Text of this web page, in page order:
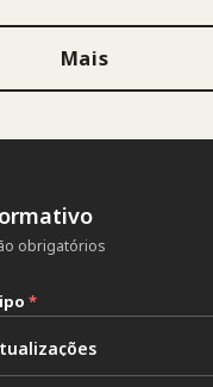
Mais
obrigatórios
*